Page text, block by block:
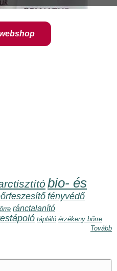
bio- és
fényvédő
ránctalanító
tápláló érzékeny bőrre
Tovább